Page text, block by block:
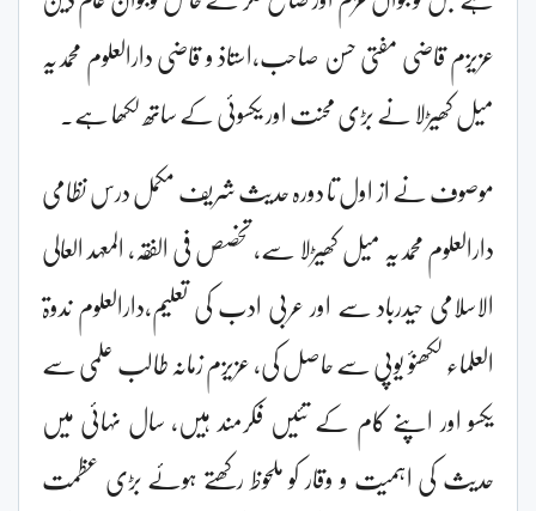
عزیزم قاضی مفتی حسن صاحب،استاذ و قاضی دارالعلوم محمدیہ
میل کھیڑلا نے بڑی محنت اور یکسوئی کے ساتھ لکھا ہے۔
موصوف نے از اول تا دورہ حدیث شریف مکمل درس نظامی
دارالعلوم محمدیہ میل کھیڑلا سے، تخصص فی الفقہ، المعہد العالی
الاسلامی حیدرباد سے اور عربی ادب کی تعلیم،دارالعلوم ندوۃ
العلماء لکھنؤ یوپی سے حاصل کی، عزیزم زمانہ طالب علمی سے
یکسو اور اپنے کام کے تئیں فکرمند ہیں، سال نہائی میں
حدیث کی اہمیت و وقار کو ملحوظ رکھتے ہوئے بڑی عظمت